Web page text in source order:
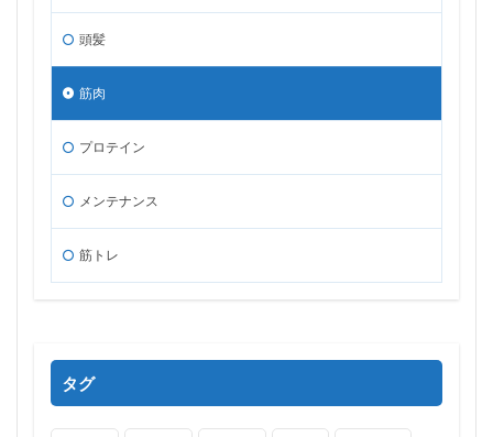
頭髪
筋肉
プロテイン
メンテナンス
筋トレ
タグ